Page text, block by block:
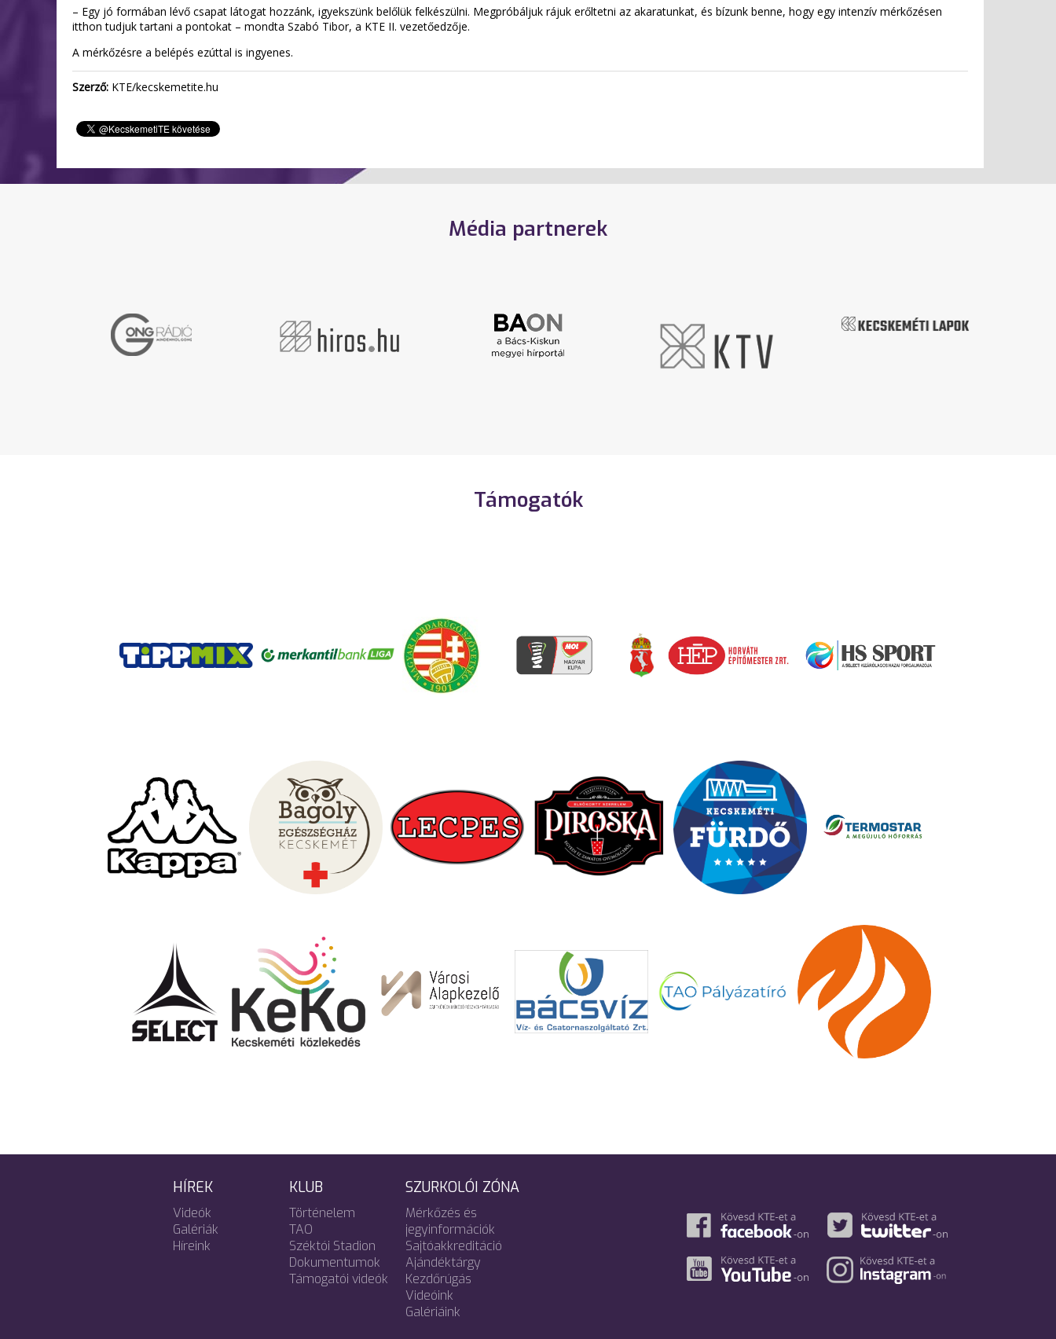
– Egy jó formában lévő csapat látogat hozzánk, igyekszünk belőlük felkészülni. Megpróbáljuk rájuk erőltetni az akaratunkat, és bízunk benne, hogy egy intenzív mérkőzésen
itthon tudjuk tartani a pontokat – mondta Szabó Tibor, a KTE II. vezetőedzője.
A mérkőzésre a belépés ezúttal is ingyenes.
Szerző: KTE/kecskemetite.hu
Média partnerek
Támogatók
HÍREK
Videók
Galériák
Híreink
KLUB
Történelem
TAO
Széktói Stadion
Dokumentumok
Támogatói videók
SZURKOLÓI ZÓNA
Mérkőzés és
jegyinformációk
Sajtóakkreditáció
Ajándéktárgy
Kezdőrúgás
Videóink
Galériáink